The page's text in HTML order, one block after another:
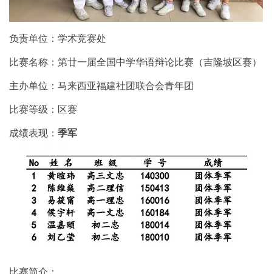
负责单位：学术竞赛处
比赛名称：第廿一届全国中学华语辩论比赛（吉隆坡区赛）
主办单位：马来西亚福建社团联合会青年团
比赛等级：区赛
成绩表现： 季军